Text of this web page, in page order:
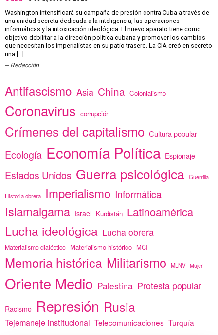
Washington intensificará su campaña de presión contra Cuba a través de
una unidad secreta dedicada a la inteligencia, las operaciones
informáticas y la intoxicación ideológica. El nuevo aparato tiene como
objetivo debilitar a la dirección política cubana y promover los cambios
que necesitan los imperialistas en su patio trasero. La CIA creó en secreto
una […]
Redacción
Antifascismo Asia China Colonialismo
Coronavirus corrupción
Crímenes del capitalismo Cultura popular
Ecología Economía Política Espionaje
Estados Unidos Guerra psicológica Guerrilla
Historia obrera Imperialismo Informática
Islamalgama Israel Kurdistán Latinoamérica
Lucha ideológica Lucha obrera
Materialismo dialéctico Materialismo histórico MCI
Memoria histórica Militarismo MLNV Mujer
Oriente Medio Palestina Protesta popular
Racismo Represión Rusia
Tejemaneje institucional Telecomunicaciones Turquía